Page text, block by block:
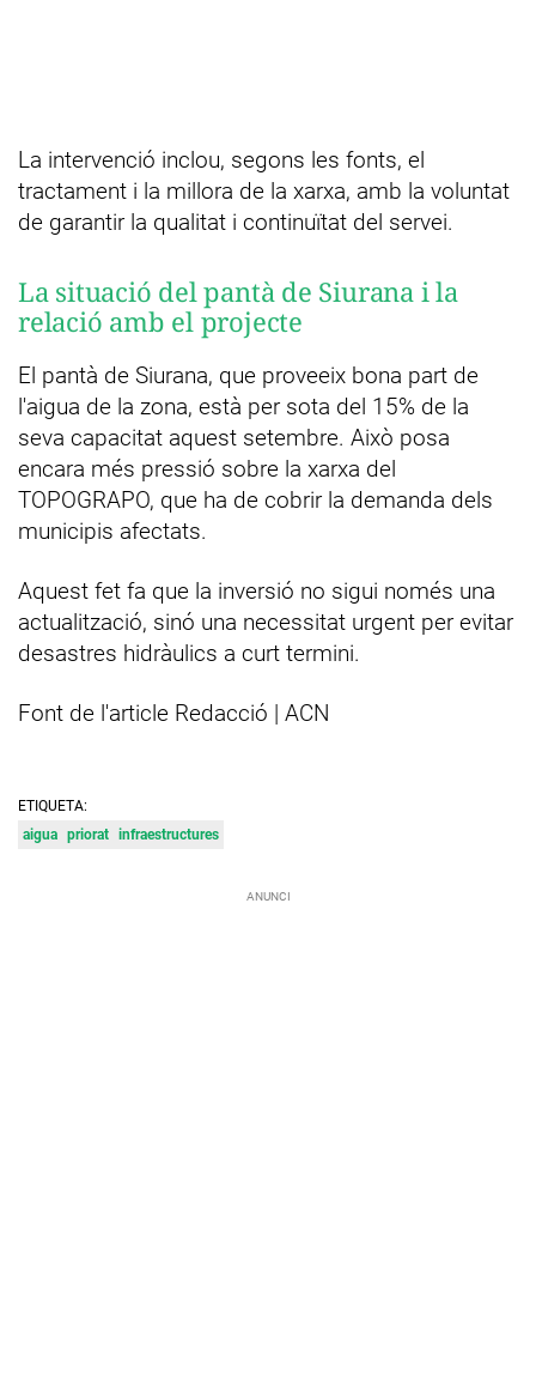
La intervenció inclou, segons les fonts, el
tractament i la millora de la xarxa, amb la voluntat
de garantir la qualitat i continuïtat del servei.
La situació del pantà de Siurana i la
relació amb el projecte
El pantà de Siurana, que proveeix bona part de
l'aigua de la zona, està per sota del 15% de la
seva capacitat aquest setembre. Això posa
encara més pressió sobre la xarxa del
TOPOGRAPO, que ha de cobrir la demanda dels
municipis afectats.
Aquest fet fa que la inversió no sigui només una
actualització, sinó una necessitat urgent per evitar
desastres hidràulics a curt termini.
Font de l'article Redacció | ACN
ETIQUETA:
aigua priorat infraestructures